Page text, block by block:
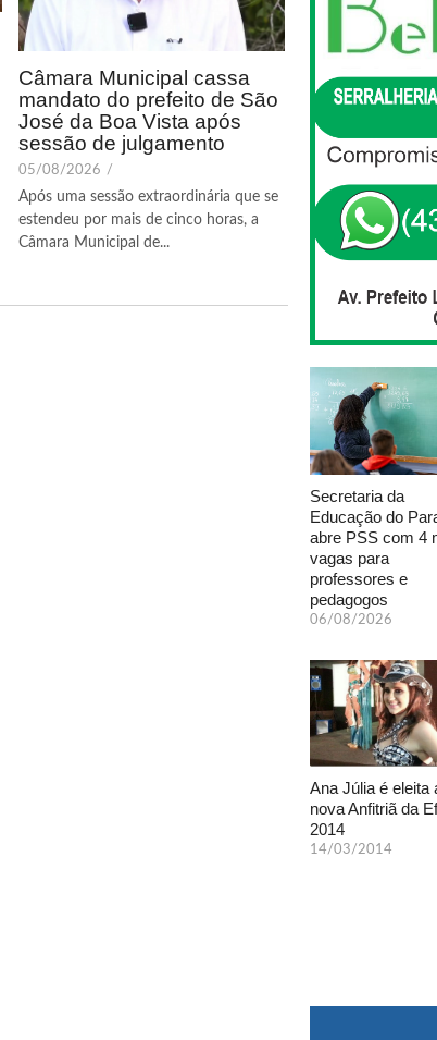
Câmara Municipal cassa
mandato do prefeito de São
José da Boa Vista após
sessão de julgamento
05/08/2026 /
Após uma sessão extraordinária que se
estendeu por mais de cinco horas, a
Câmara Municipal de...
Secretaria da
Educação do
abre PSS com 4
vagas para
professores e
pedagogos
06/08/2026
Ana Júlia é eleita
nova Anfitriã da
2014
14/03/2014